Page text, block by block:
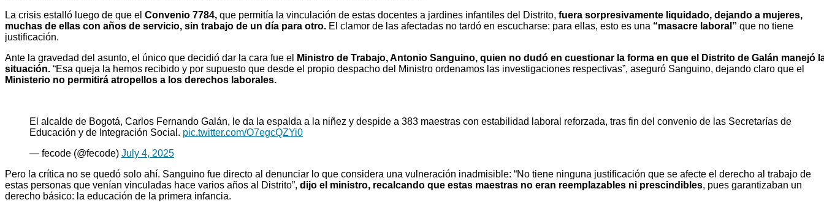
La crisis estalló luego de que el Convenio 7784, que permitía la vinculación de estas docentes a jardines infantiles del Distrito, fuera sorpresivamente liquidado, dejando a mujeres,
muchas de ellas con años de servicio, sin trabajo de un día para otro. El clamor de las afectadas no tardó en escucharse: para ellas, esto es una “masacre laboral” que no tiene
justificación.
Ante la gravedad del asunto, el único que decidió dar la cara fue el
Ministro de Trabajo, Antonio Sanguino, quien no dudó en cuestionar la forma en que el Distrito de Galán manejó
situación. “Esa queja la hemos recibido y por supuesto que desde el propio despacho del Ministro ordenamos las investigaciones respectivas”, aseguró Sanguino, dejando claro que el
Ministerio no permitirá atropellos a los derechos laborales.
El alcalde de Bogotá, Carlos Fernando Galán, le da la espalda a la niñez y despide a 383 maestras con estabilidad laboral reforzada, tras fin del convenio de las Secretarías de
Educación y de Integración Social. pic.twitter.com/O7egcQZYi0
— fecode (@fecode) July 4, 2025
Pero la crítica no se quedó solo ahí. Sanguino fue directo al denunciar lo que considera una vulneración inadmisible: “No tiene ninguna justificación que se afecte el derecho al trabajo de
estas personas que venían vinculadas hace varios años al Distrito”, dijo el ministro, recalcando que estas maestras no eran reemplazables ni prescindibles, pues garantizaban un
derecho básico: la educación de la primera infancia.